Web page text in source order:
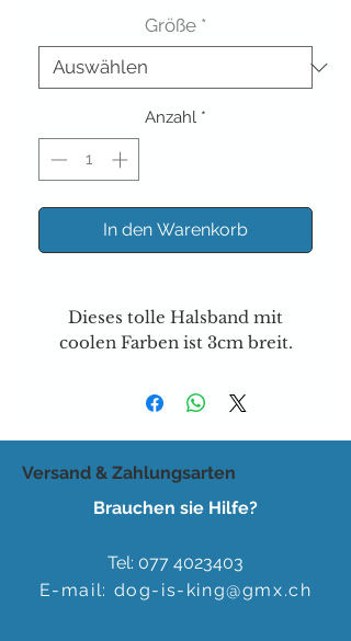
Größe *
Anzahl *
In den Warenkorb
Dieses tolle Halsband mit
coolen Farben ist 3cm breit.
Versand & Zahlungsarten
Brauchen sie Hilfe?
Tel: 077 4023403
E-mail: dog-is-king@gmx.ch